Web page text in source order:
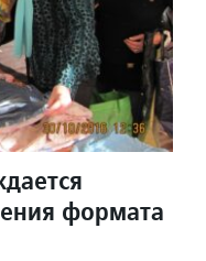
формата